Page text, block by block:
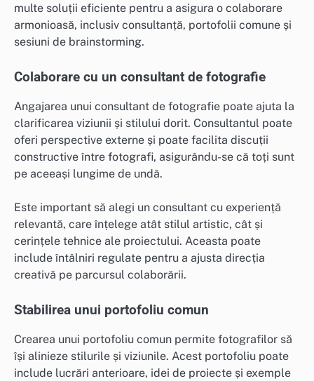
multe soluții eficiente pentru a asigura o colaborare
armonioasă, inclusiv consultanță, portofolii comune și
sesiuni de brainstorming.
Colaborare cu un consultant de fotografie
Angajarea unui consultant de fotografie poate ajuta la
clarificarea viziunii și stilului dorit. Consultantul poate
oferi perspective externe și poate facilita discuții
constructive între fotografi, asigurându-se că toți sunt
pe aceeași lungime de undă.
Este important să alegi un consultant cu experiență
relevantă, care înțelege atât stilul artistic, cât și
cerințele tehnice ale proiectului. Aceasta poate
include întâlniri regulate pentru a ajusta direcția
creativă pe parcursul colaborării.
Stabilirea unui portofoliu comun
Crearea unui portofoliu comun permite fotografilor să
își alinieze stilurile și viziunile. Acest portofoliu poate
include lucrări anterioare, idei de proiecte și exemple